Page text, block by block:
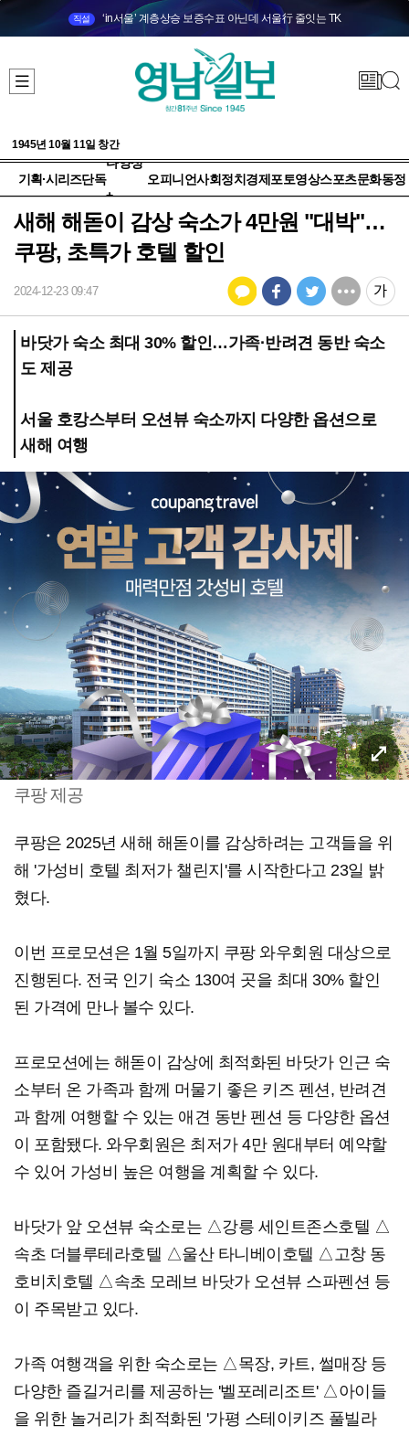
직설 ‘in서울’ 계층상승 보증수표 아닌데 서울行 줄잇는 TK
1945년 10월 11일 창간
기획·시리즈단독
다양성
+
오피니언사회정치 경제 포토영상스포츠문화동정
새해 해돋이 감상 숙소가 4만원 "대박"…
쿠팡, 초특가 호텔 할인
2024-12-23 09:47
바닷가 숙소 최대 30% 할인…가족·반려견 동반 숙소
도 제공
서울 호캉스부터 오션뷰 숙소까지 다양한 옵션으로
새해 여행
쿠팡 제공
쿠팡은 2025년 새해 해돋이를 감상하려는 고객들을 위
해 '가성비 호텔 최저가 챌린지'를 시작한다고 23일 밝
혔다.
이번 프로모션은 1월 5일까지 쿠팡 와우회원 대상으로
진행된다. 전국 인기 숙소 130여 곳을 최대 30% 할인
된 가격에 만나 볼수 있다.
프로모션에는 해돋이 감상에 최적화된 바닷가 인근 숙
소부터 온 가족과 함께 머물기 좋은 키즈 펜션, 반려견
과 함께 여행할 수 있는 애견 동반 펜션 등 다양한 옵션
이 포함됐다. 와우회원은 최저가 4만 원대부터 예약할
수 있어 가성비 높은 여행을 계획할 수 있다.
바닷가 앞 오션뷰 숙소로는 △강릉 세인트존스호텔 △
속초 더블루테라호텔 △울산 타니베이호텔 △고창 동
호비치호텔 △속초 모레브 바닷가 오션뷰 스파펜션 등
이 주목받고 있다.
가족 여행객을 위한 숙소로는 △목장, 카트, 썰매장 등
다양한 즐길거리를 제공하는 '벨포레리조트' △아이들
을 위한 놀거리가 최적화된 '가평 스테이키즈 풀빌라